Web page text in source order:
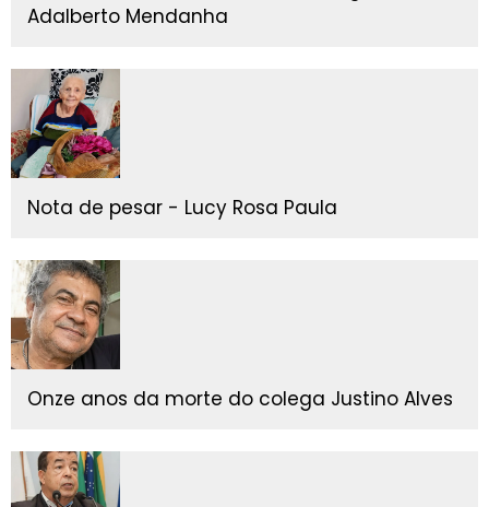
Adalberto Mendanha
Nota de pesar - Lucy Rosa Paula
Onze anos da morte do colega Justino Alves